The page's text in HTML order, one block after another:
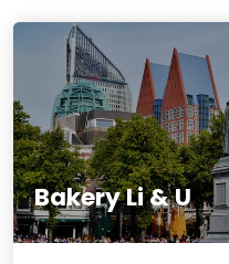
Bakery Li & U